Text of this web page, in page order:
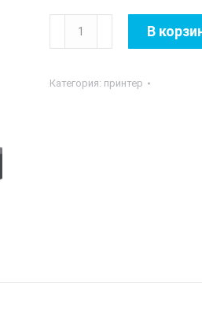
Количество
товара
-
64Mb
В
Категория: принтер